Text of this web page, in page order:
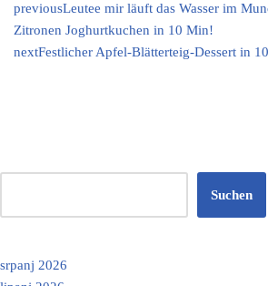
previousLeutee mir läuft das Wasser im
Zitronen Joghurtkuchen in 10 Min!
nextFestlicher Apfel-Blätterteig-Dessert in
Suchen
srpanj 2026